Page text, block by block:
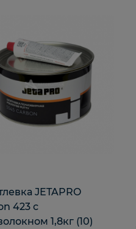
JETAPRO
423 с
1,8кг (10)